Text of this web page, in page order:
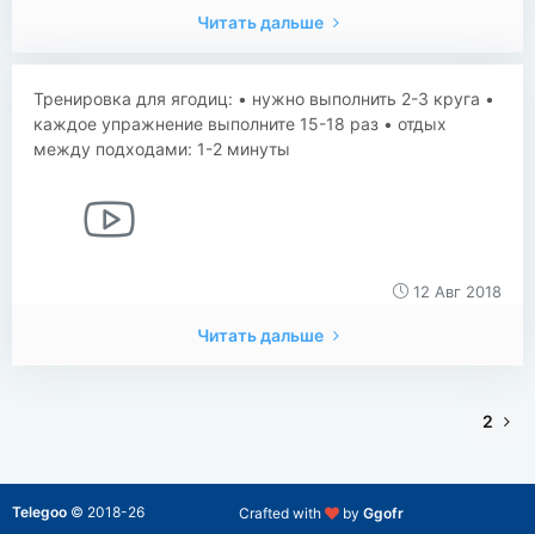
Читать дальше
Тренировка для ягодиц: • нужно выполнить 2-3 круга •
каждое упражнение выполните 15-18 раз • отдых
между подходами: 1-2 минуты
12 Авг 2018
Читать дальше
2
Crafted with by Ggofr
Telegoo © 2018-26